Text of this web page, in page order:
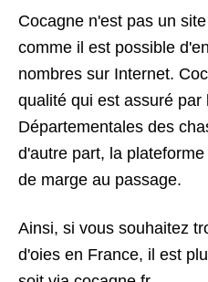
Cocagne n'est pas un
comme il est possible
nombres sur Internet.
qualité qui est assuré par
Départementales des
d'autre part, la
de marge au passage.
Ainsi, si vous souhaitez
d'oies en France, il est